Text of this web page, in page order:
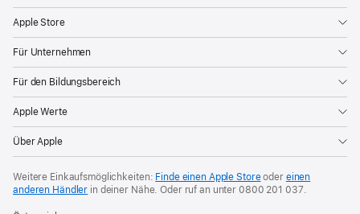
Apple Store
Für Unternehmen
Für den Bildungsbereich
Apple Werte
Über Apple
Weitere Einkaufsmöglichkeiten: Finde einen Apple Storeoder einen
anderen Händler in deiner Nähe. Oder ruf an unter0800 201 037.